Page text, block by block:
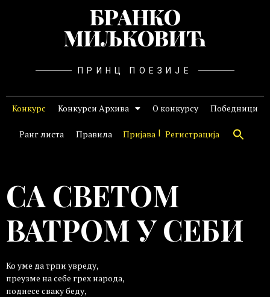
БРАНКО
МИЉКОВИЋ
ПРИНЦ ПОЕЗИЈЕ
Конкурс Конкурси Архива О конкурсу Победници
Ранг листа Правила Пријава Регистрација
СА СВЕТОМ
ВАТРОМ У СЕБИ
Ко уме да трпи увреду,
преузме на себе грех народа,
поднесе сваку беду,